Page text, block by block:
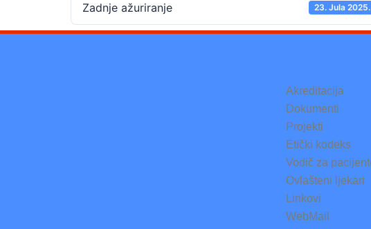
Zadnje ažuriranje 23. Jula 2025.
Akreditacija
Dokumenti
Projekti
Etički kodeks
Vodič za
Ovlašteni ljekari
Linkovi
WebMail